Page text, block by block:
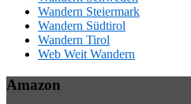
Wandern Steiermark
Wandern Südtirol
Wandern Tirol
Web Weit Wandern
Amazon